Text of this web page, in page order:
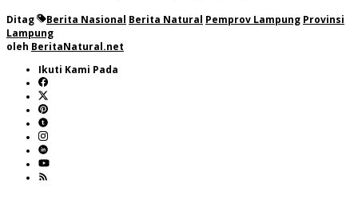
Ditag Berita Nasional Berita Natural Pemprov Lampung Provinsi
Lampung
oleh BeritaNatural.net
Ikuti Kami Pada